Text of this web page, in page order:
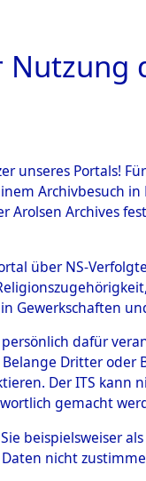
unseres Portals!
Archivbesuch
Arolsen Archives
über NS-
Gewerkschaften
dafür
Dritter
Der ITS
gemacht
beispielsweiser
nicht